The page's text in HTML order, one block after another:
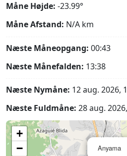
Måne Højde: -23.99°
Måne Afstand: N/A km
Næste Måneopgang: 00:43
Næste Månefalden: 13:38
Næste Nymåne: 12 aug. 2026,
Næste Fuldmåne: 28 aug.
Anyama
+
−